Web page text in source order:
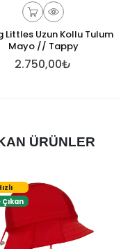
Littles Uzun Kollu Tulum
Mayo // Tappy
2.750,00₺
ÜRÜNLER
Çıkan